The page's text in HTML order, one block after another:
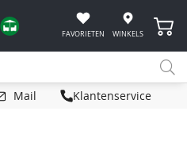
FAVORIETEN WINKELS
Mail Klantenservice